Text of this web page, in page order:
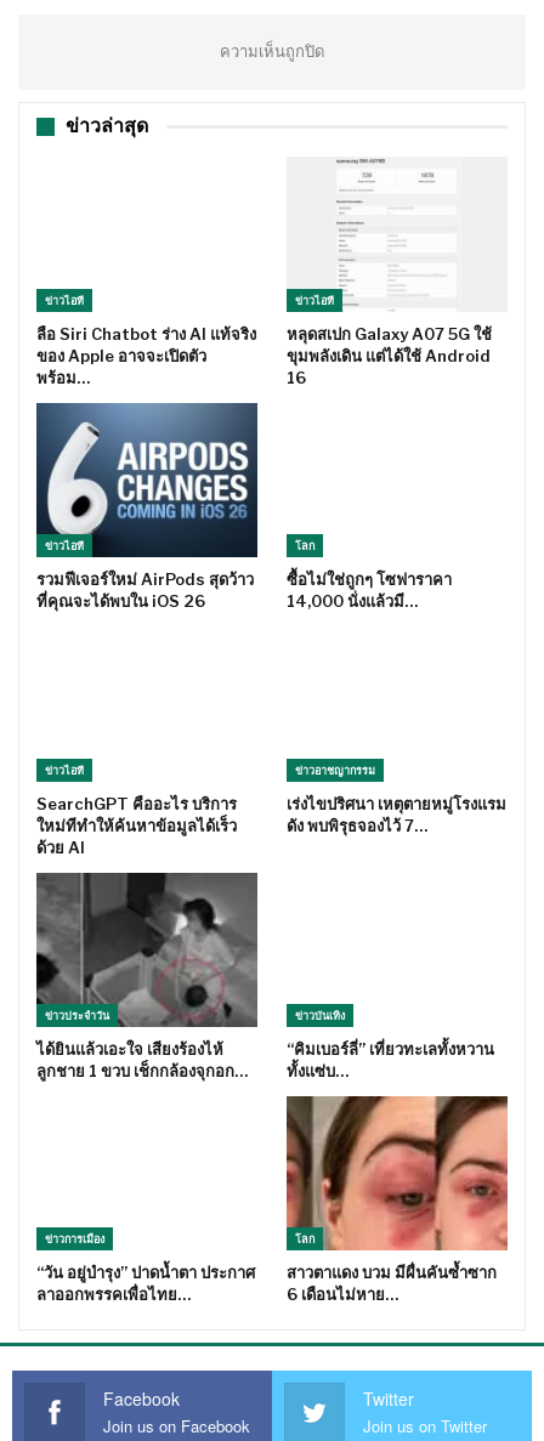
ความเห็นถูกปิด
ข่าวล่าสุด
ข่าวไอที
ลือ Siri Chatbot ร่าง AI แท้จริง
ของ Apple อาจจะเปิดตัว
พร้อม…
ข่าวไอที
หลุดสเปก Galaxy A07 5G ใช้
ขุมพลังเดิน แต่ได้ใช้ Android
16
ข่าวไอที
รวมฟีเจอร์ใหม่ AirPods สุดว้าว
ที่คุณจะได้พบใน iOS 26
โลก
ซื้อไม่ใช่ถูกๆ โซฟาราคา
14,000 นั่งแล้วมี…
ข่าวไอที
SearchGPT คืออะไร บริการ
ใหม่ทีทำให้ค้นหาข้อมูลได้เร็ว
ด้วย AI
ข่าวอาชญากรรม
เร่งไขปริศนา เหตุตายหมู่โรงแรม
ดัง พบพิรุธจองไว้ 7…
ข่าวประจำวัน
ได้ยินแล้วเอะใจ เสียงร้องไห้
ลูกชาย 1 ขวบ เช็กกล้องจุกอก…
ข่าวบันเทิง
“คิมเบอร์ลี่” เที่ยวทะเลทั้งหวาน
ทั้งแซ่บ…
ข่าวการเมือง
“วัน อยู่บำรุง” ปาดน้ำตา ประกาศ
ลาออกพรรคเพื่อไทย…
โลก
สาวตาแดง บวม มีผื่นคันซ้ำซาก
6 เดือนไม่หาย…
Facebook
Join us on Facebook
Twitter
Join us on Twitter